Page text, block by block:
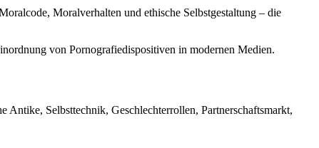
Moralverhalten und ethische Selbstgestaltung – die
von Pornografiedispositiven in modernen Medien.
Selbsttechnik, Geschlechterrollen, Partnerschaftsmarkt,